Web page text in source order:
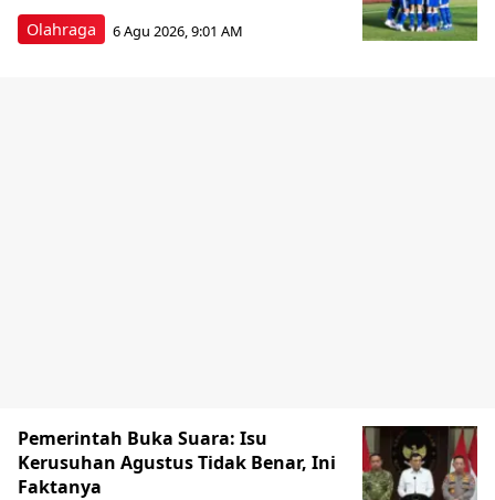
Olahraga 6 Agu 2026, 9:01 AM
Pemerintah Buka Suara: Isu
Kerusuhan Agustus Tidak Benar, Ini
Faktanya